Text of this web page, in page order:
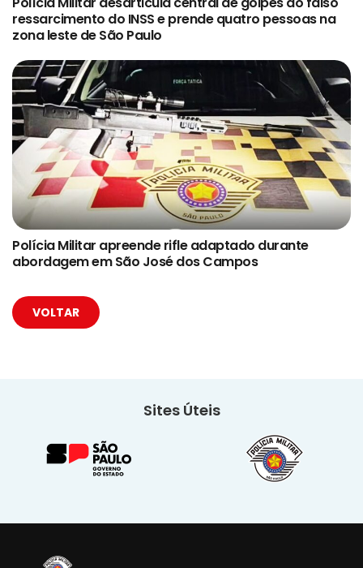
ressarcimento do INSS e prende quatro pessoas na
zona leste de São Paulo
Polícia Militar apreende rifle adaptado durante
abordagem em São José dos Campos
VOLTAR
Sites Úteis